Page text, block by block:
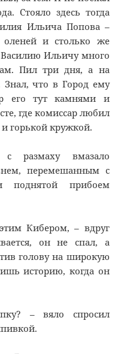
Стояло здесь тогда
Ильича Попова –
оленей и столько же
Ильичу много
Пил три дня, а на
Знал, что в Город ему
его тут камнями и
где комиссар любил
горькой кружкой.
размаху вмазало
перемешанным с
поднятой прибоем
Кибером, – вдруг
он не спал, а
голову на широкую
историю, когда он
– вяло спросил